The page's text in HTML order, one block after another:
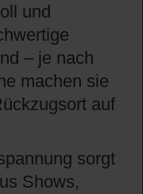
und
– je nach
machen sie
auf
sorgt
Shows,